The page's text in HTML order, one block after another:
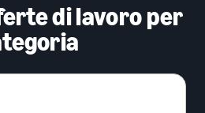
di lavoro per